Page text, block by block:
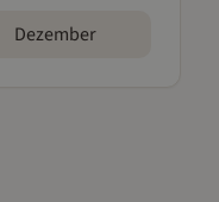
Dezember